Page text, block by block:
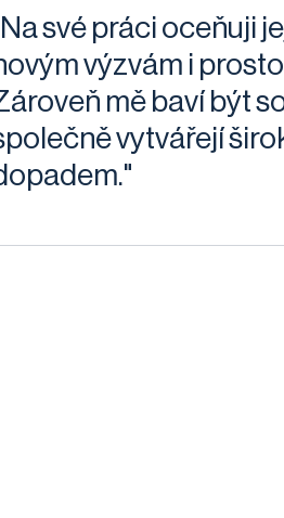
své práci oceňuji
výzvám i
mě baví být
vytvářejí